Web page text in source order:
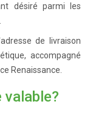
désiré parmi les
de livraison
accompagné
Renaissance.
valable?